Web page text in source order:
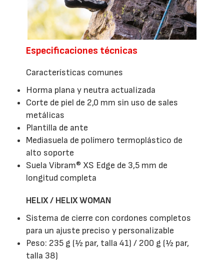
Especificaciones técnicas
Características comunes
Horma plana y neutra actualizada
Corte de piel de 2,0 mm sin uso de sales
metálicas
Plantilla de ante
Mediasuela de polímero termoplástico de
alto soporte
Suela Vibram® XS Edge de 3,5 mm de
longitud completa
HELIX / HELIX WOMAN
Sistema de cierre con cordones completos
para un ajuste preciso y personalizable
Peso: 235 g (½ par, talla 41) / 200 g (½ par,
talla 38)